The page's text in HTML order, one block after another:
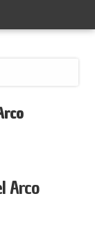
Arco